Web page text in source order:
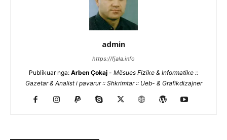
admin
https://fjala.info
Publikuar nga: Arben Çokaj - Mësues Fizike & Informatike ::
Gazetar & Analist i pavarur :: Shkrimtar :: Ueb- & Grafikdizajner